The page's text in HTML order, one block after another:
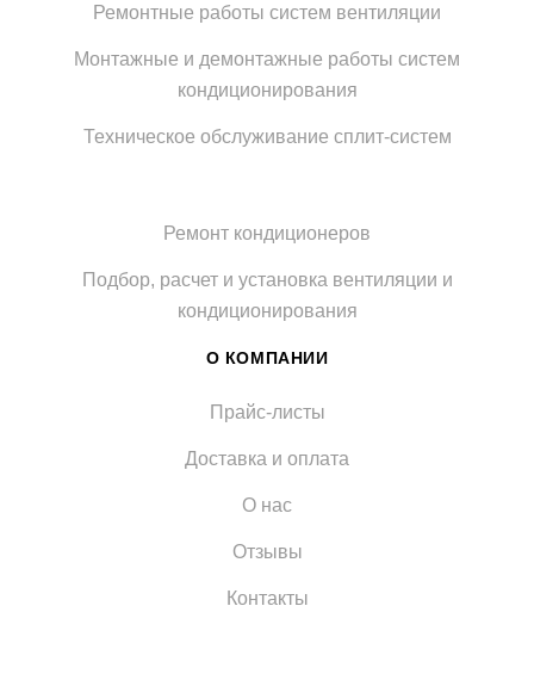
Ремонтные работы систем вентиляции
Монтажные и демонтажные работы систем
кондиционирования
Техническое обслуживание сплит-систем
Ремонт кондиционеров
Подбор, расчет и установка вентиляции и
кондиционирования
О КОМПАНИИ
Прайс-листы
Доставка и оплата
О нас
Отзывы
Контакты